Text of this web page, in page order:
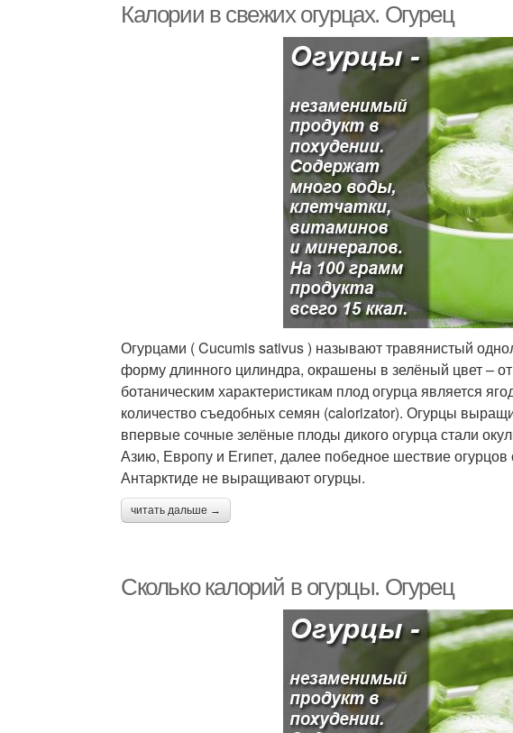
Калории в свежих огурцах. Огурец
Огурцами ( Cucumis sativus ) называют травянистый
форму длинного цилиндра, окрашены в зелёный цвет –
ботаническим характеристикам плод огурца является
количество съедобных семян (calorizator). Огурцы
впервые сочные зелёные плоды дикого огурца стали
Азию, Европу и Египет, далее победное шествие
Антарктиде не выращивают огурцы.
читать дальше →
Сколько калорий в огурцы. Огурец